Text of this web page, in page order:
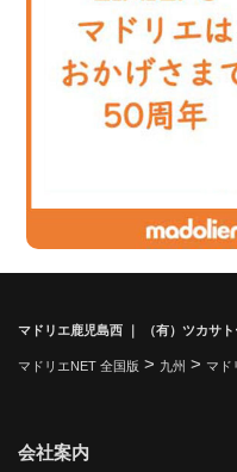
マドリエ鹿児島西 ｜ （有）ツカサ
マドリエNET 全国版 > 九州 > マド
会社案内